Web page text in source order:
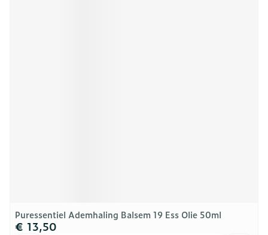
Puressentiel Ademhaling Balsem 19 Ess Olie 50ml
€ 13,50